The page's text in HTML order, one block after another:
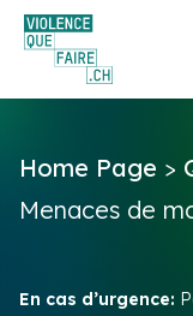
Questions &
Navigation privée
Home Page >
Menaces de
En cas d’urgence: